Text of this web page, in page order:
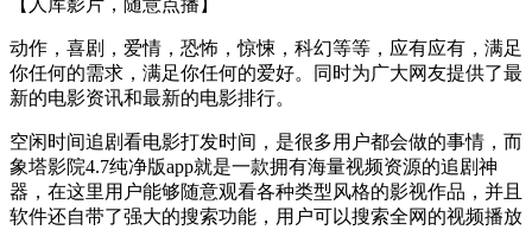
【人库影片，随意点播】
动作，喜剧，爱情，恐怖，惊悚，科幻等等，应有应有，满足
你任何的需求，满足你任何的爱好。同时为广大网友提供了最
新的电影资讯和最新的电影排行。
空闲时间追剧看电影打发时间，是很多用户都会做的事情，而
象塔影院4.7纯净版app就是一款拥有海量视频资源的追剧神
器，在这里用户能够随意观看各种类型风格的影视作品，并且
软件还自带了强大的搜索功能，用户可以搜索全网的视频播放